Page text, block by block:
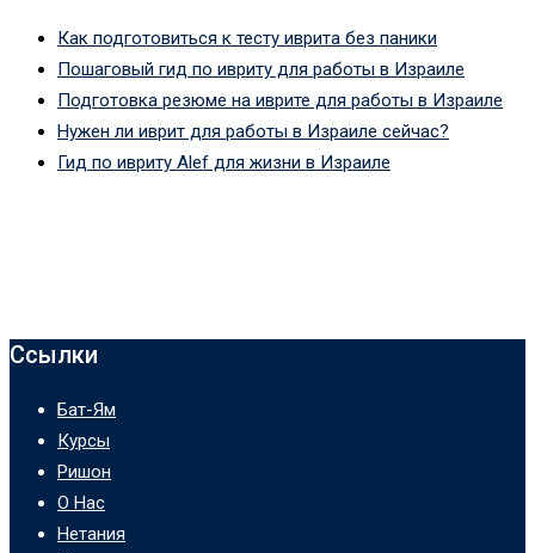
Как подготовиться к тесту иврита без паники
Пошаговый гид по ивриту для работы в Израиле
Подготовка резюме на иврите для работы в Израиле
Нужен ли иврит для работы в Израиле сейчас?
Гид по ивриту Alef для жизни в Израиле
Ссылки
Бат-Ям
Курсы
Ришон
О Нас
Нетания